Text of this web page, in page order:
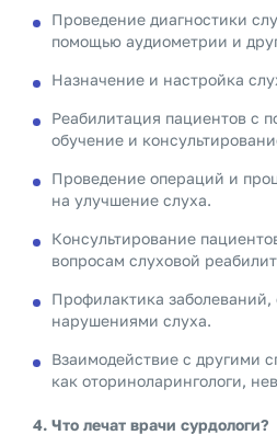
Проведение диагностики
помощью аудиометрии и
Назначение и настройка
Реабилитация пациентов с
обучение и
Проведение операций и
на улучшение слуха.
Консультирование
вопросам слуховой
Профилактика заболеваний,
нарушениями слуха.
Взаимодействие с другими
как оториноларингологи,
4. Что лечат врачи сурдологи?